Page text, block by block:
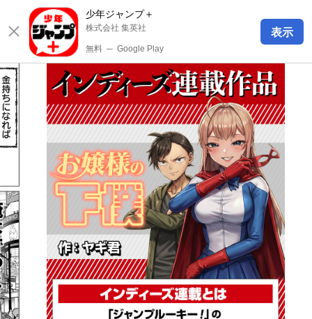
少年ジャンプ＋
株式会社 集英社
無料 ─ Google Play
表示